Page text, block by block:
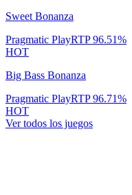
Sweet Bonanza
Pragmatic PlayRTP96.51%
HOT
Big Bass Bonanza
Pragmatic PlayRTP96.71%
HOT
Ver todos los juegos